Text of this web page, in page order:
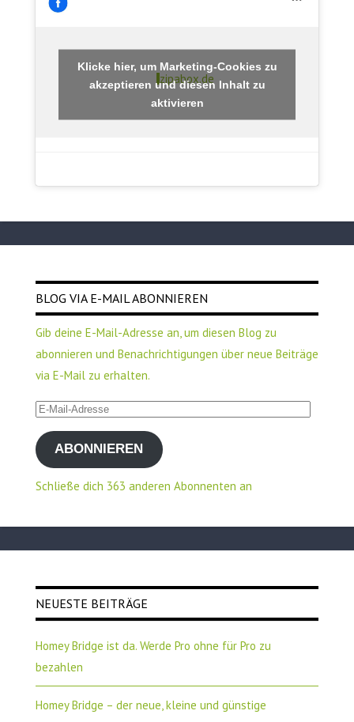
zipabox.de
Klicke hier, um Marketing-Cookies zu
akzeptieren und diesen Inhalt zu
aktivieren
BLOG VIA E-MAIL ABONNIEREN
Gib deine E-Mail-Adresse an, um diesen Blog zu
abonnieren und Benachrichtigungen über neue Beiträge
via E-Mail zu erhalten.
E-
Mail-
AdresseABONNIEREN
Schließe dich 363 anderen Abonnenten an
NEUESTE BEITRÄGE
Homey Bridge ist da. Werde Pro ohne für Pro zu
bezahlen
Homey Bridge – der neue, kleine und günstige